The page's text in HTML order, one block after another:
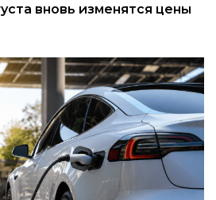
вновь изменятся цены